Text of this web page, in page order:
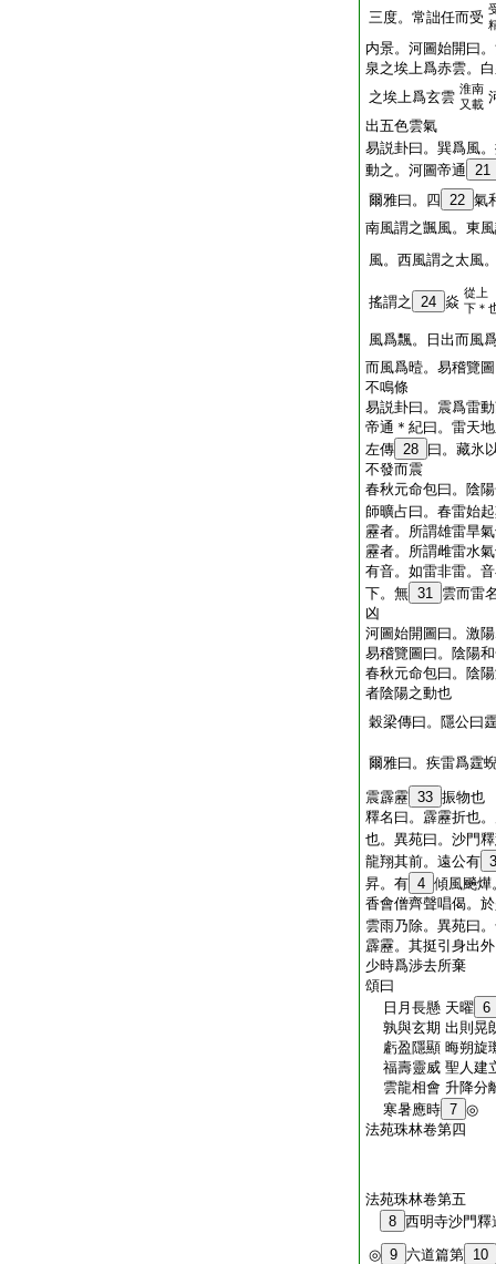
三度。常詘任而受
内景。河圖始開曰
泉之埃上爲赤雲。
之埃上爲玄雲 淮南
又載
出五色雲氣
易説卦曰。巽爲風
動之。河圖帝通 21
爾雅曰。四 22 氣
南風謂之颽風。東
風。西風謂之太風
搖謂之 24 焱
從上
下＊
風爲飄。日出而風
而風爲曀。易稽覽
不鳴條
易説卦曰。震爲雷
帝通＊紀曰。雷天
左傳 28 曰。藏氷
不發而震
春秋元命包曰。陰
師曠占曰。春雷始
靂者。所謂雄雷旱
靂者。所謂雌雷水
有音。如雷非雷。
下。無 31 雲而雷
凶
河圖始開圖曰。激
易稽覽圖曰。陰陽
春秋元命包曰。陰
者陰陽之動也
穀梁傳曰。隱公曰
爾雅曰。疾雷爲霆
震霹靂 33 振物也
釋名曰。霹靂折也
也。異苑曰。沙門
龍翔其前。遠公有 3
昇。有 4 傾風飈燁
香會僧齊聲唱偈。
雲雨乃除。異苑曰
霹靂。其挺引身出
少時爲渉去所棄
頌曰
日月長懸 天曜 6
孰與玄期 出則晃
虧盈隱顯 晦朔旋
福壽靈威 聖人建
雲龍相會 升降分
寒暑應時 7 ◎
法苑珠林卷第四
法苑珠林卷第五
8 西明寺沙門
◎ 9 六道篇第 10